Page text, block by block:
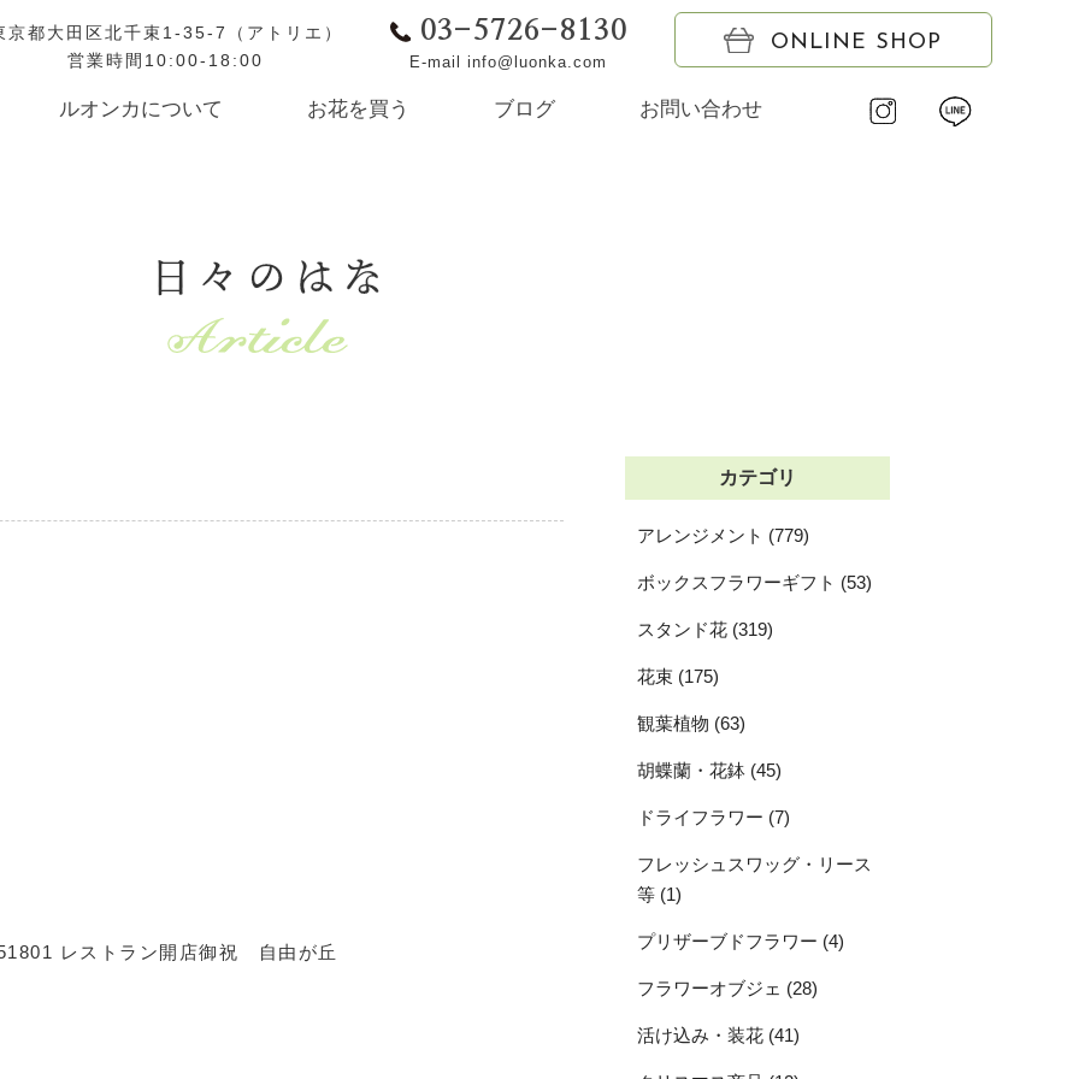
京都大田区北千束1-35-7（アトリエ）
営業時間10:00-18:00
03-5726-8130
E-mail info@luonka.com
ONLINE SHOP
ルオンカについて お花を買う ブログ お問い合わせ
日々のはな
レストラン開店御祝 自由が丘
カテゴリ
アレンジメント (779)
ボックスフラワーギフト (53)
スタンド花 (319)
花束 (175)
観葉植物 (63)
胡蝶蘭・花鉢 (45)
ドライフラワー (7)
フレッシュスワッグ・リース
等 (1)
プリザーブドフラワー (4)
フラワーオブジェ (28)
活け込み・装花 (41)